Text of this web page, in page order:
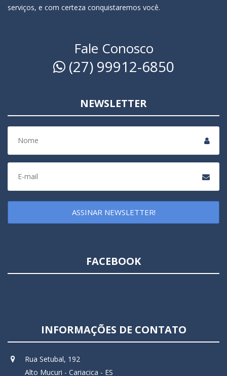
serviços, e com certeza conquistaremos você.
Fale Conosco
(27) 99912-6850
NEWSLETTER
ASSINAR NEWSLETTER!
FACEBOOK
INFORMAÇÕES DE CONTATO
Rua Setubal, 192
Alto Mucuri - Cariacica - ES